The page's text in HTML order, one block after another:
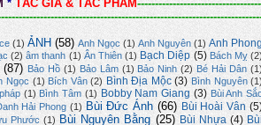
* TÁC GIẢ & TÁC PHẨM-----------------------------------
(1) ẢNH (58) Anh Ngọc (1) Anh Nguyên (1) Anh
(2) âm thanh (1) Ân Thiên (1) Bạch Diệp (5) Bách Mỵ
(87) Bảo Hồ (1) Bảo Lâm (1) Bảo Ninh (2) Bé Hải Dân
Ngọc (1) Bích Vân (2) Bình Địa Mộc (3) Bình Nguyên
(1) Bình Tâm (1) Bobby Nam Giang (3) Bùi Anh
Hải Phong (1) Bùi Đức Ánh (66) Bùi Hoài Vân
Phước (1) Bùi Nguyên Bằng (25) Bùi Nhựa (4)